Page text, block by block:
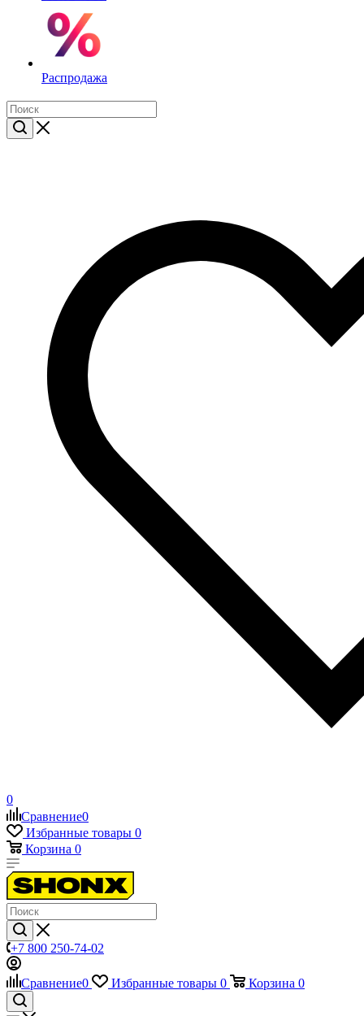
Распродажа
0
Сравнение0
Избранные товары 0
Корзина 0
+7 800 250-74-02
Сравнение0 Избранные товары 0 Корзина 0